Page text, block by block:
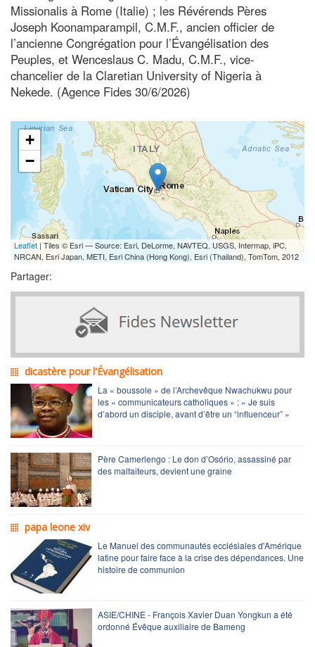
Missionalis à Rome (Italie) ; les Révérends Pères
Joseph Koonamparampil, C.M.F., ancien officier de
l’ancienne Congrégation pour l’Évangélisation des
Peuples, et Wenceslaus C. Madu, C.M.F., vice-
chancelier de la Claretian University of Nigeria à
Nekede. (Agence Fides 30/6/2026)
+
−
Leaflet | Tiles © Esri — Source: Esri, DeLorme, NAVTEQ, USGS, Intermap, iPC,
NRCAN, Esri Japan, METI, Esri China (Hong Kong), Esri (Thailand), TomTom, 2012
Partager:
dicastère pour l'Évangélisation
La « boussole » de l’Archevêque Nwachukwu pour
les « communicateurs catholiques » : « Je suis
d’abord un disciple, avant d’être un “influenceur” »
Père Camerlengo : Le don d’Osório, assassiné par
des malfaiteurs, devient une graine
papa leone xiv
Le Manuel des communautés ecclésiales d'Amérique
latine pour faire face à la crise des dépendances. Une
histoire de communion
ASIE/CHINE - François Xavier Duan Yongkun a été
ordonné Évêque auxiliaire de Bameng